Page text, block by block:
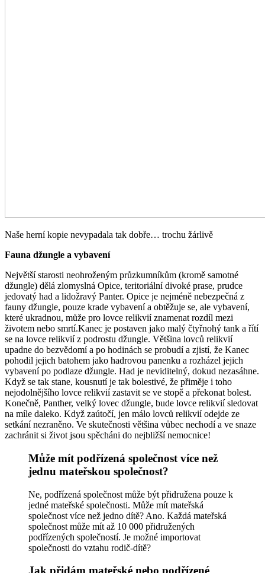
Naše herní kopie nevypadala tak dobře… trochu žárlivě
Fauna džungle a vybavení
Největší starosti neohroženým průzkumníkům (kromě samotné
džungle) dělá zlomyslná Opice, teritoriální divoké prase, prudce
jedovatý had a lidožravý Panter. Opice je nejméně nebezpečná z
fauny džungle, pouze krade vybavení a obtěžuje se, ale vybavení,
které ukradnou, může pro lovce relikvií znamenat rozdíl mezi
životem nebo smrtí.Kanec je postaven jako malý čtyřnohý tank a řítí
se na lovce relikvií z podrostu džungle. Většina lovců relikvií
upadne do bezvědomí a po hodinách se probudí a zjistí, že Kanec
pohodil jejich batohem jako hadrovou panenku a rozházel jejich
vybavení po podlaze džungle. Had je neviditelný, dokud nezasáhne.
Když se tak stane, kousnutí je tak bolestivé, že přiměje i toho
nejodolnějšího lovce relikvií zastavit se ve stopě a překonat bolest.
Konečně, Panther, velký lovec džungle, bude lovce relikvií sledovat
na míle daleko. Když zaútočí, jen málo lovců relikvií odejde ze
setkání nezraněno. Ve skutečnosti většina vůbec nechodí a ve snaze
zachránit si život jsou spěcháni do nejbližší nemocnice!
Může mít podřízená společnost více než
jednu mateřskou společnost?
Ne, podřízená společnost může být přidružena pouze k
jedné mateřské společnosti. Může mít mateřská
společnost více než jedno dítě? Ano. Každá mateřská
společnost může mít až 10 000 přidružených
podřízených společností. Je možné importovat
společnosti do vztahu rodič-dítě?